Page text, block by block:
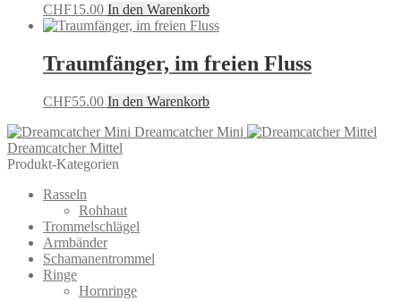
CHF15.00 In den Warenkorb
Traumfänger, im freien Fluss
CHF55.00 In den Warenkorb
Dreamcatcher Mini
Dreamcatcher Mittel
Produkt-Kategorien
Rasseln
Rohhaut
Trommelschlägel
Armbänder
Schamanentrommel
Ringe
Hornringe